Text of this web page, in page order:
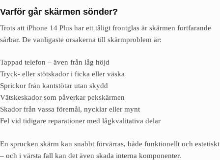
Varför går skärmen sönder?
Trots att iPhone 14 Plus har ett tåligt frontglas är skärmen fortfarande
sårbar. De vanligaste orsakerna till skärmproblem är:
Tappad telefon – även från låg höjd
Tryck- eller stötskador i ficka eller väska
Sprickor från kantstötar utan skydd
Vätskeskador som påverkar pekskärmen
Skador från vassa föremål, nycklar eller mynt
Fel vid tidigare reparationer med lågkvalitativa delar
En sprucken skärm kan snabbt förvärras, både funktionellt och estetiskt
– och i värsta fall kan det även skada interna komponenter.